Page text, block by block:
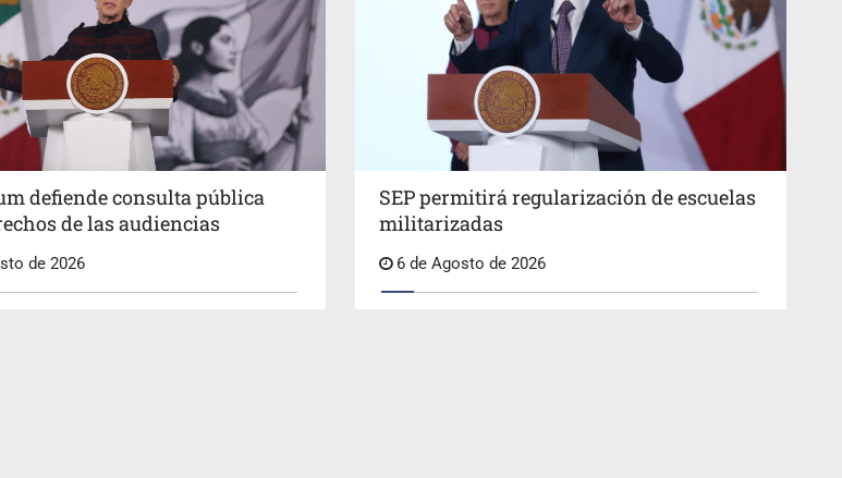
defiende consulta pública
de las audiencias
de 2026
SEP permitirá regularización de escuelas
militarizadas
6 de Agosto de 2026